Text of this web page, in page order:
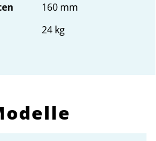
160 mm
24 kg